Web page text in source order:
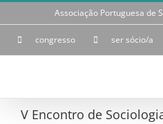
Skip
Associação Portuguesa de
congresso ser sócio/a
V Encontro de